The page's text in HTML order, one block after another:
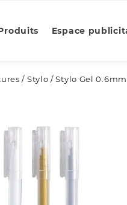
Espace
/ Stylo / Stylo Gel